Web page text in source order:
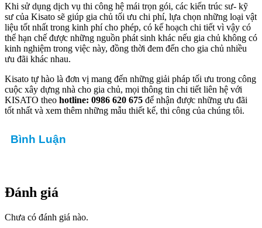
Khi sử dụng dịch vụ thi công hệ mái trọn gói, các kiến trúc sư- kỹ
sư của Kisato sẽ giúp gia chủ tối ưu chi phí, lựa chọn những loại vật
liệu tốt nhất trong kinh phí cho phép, có kế hoạch chi tiết vì vậy có
thể hạn chế được những nguồn phát sinh khác nếu gia chủ không có
kinh nghiệm trong việc này, đồng thời đem đến cho gia chủ nhiều
ưu đãi khác nhau.
Kisato tự hào là đơn vị mang đến những giải pháp tối ưu trong công
cuộc xây dựng nhà cho gia chủ, mọi thông tin chi tiết liên hệ với
KISATO theo hotline: 0986 620 675 để nhận được những ưu đãi
tốt nhất và xem thêm những mẫu thiết kế, thi công của chúng tôi.
Bình Luận
Đánh giá
Chưa có đánh giá nào.